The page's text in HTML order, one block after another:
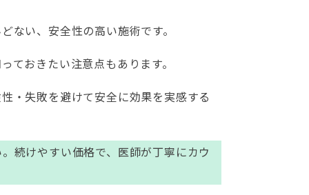
ない、安全性の高い施術です。
おきたい注意点もあります。
・失敗を避けて安全に効果を実感する
続けやすい価格で、医師が丁寧にカウ